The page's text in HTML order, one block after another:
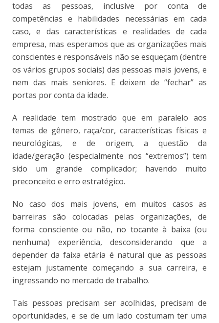
todas as pessoas, inclusive por conta de
competências e habilidades necessárias em cada
caso, e das características e realidades de cada
empresa, mas esperamos que as organizações mais
conscientes e responsáveis não se esqueçam (dentre
os vários grupos sociais) das pessoas mais jovens, e
nem das mais seniores. E deixem de “fechar” as
portas por conta da idade.
A realidade tem mostrado que em paralelo aos
temas de gênero, raça/cor, características físicas e
neurológicas, e de origem, a questão da
idade/geração (especialmente nos “extremos”) tem
sido um grande complicador; havendo muito
preconceito e erro estratégico.
No caso dos mais jovens, em muitos casos as
barreiras são colocadas pelas organizações, de
forma consciente ou não, no tocante à baixa (ou
nenhuma) experiência, desconsiderando que a
depender da faixa etária é natural que as pessoas
estejam justamente começando a sua carreira, e
ingressando no mercado de trabalho.
Tais pessoas precisam ser acolhidas, precisam de
oportunidades, e se de um lado costumam ter uma